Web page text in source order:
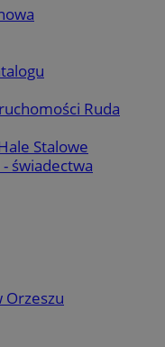
Ruda
Stalowe
świadectwa
Orzeszu